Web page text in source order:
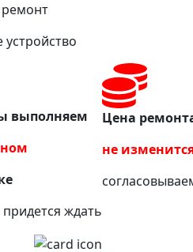
выполняем
ждать
Цена
не